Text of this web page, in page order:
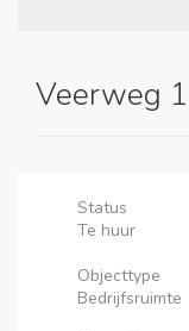
Veerweg
Status
Te huur
Objecttype
Bedrijfsruimte